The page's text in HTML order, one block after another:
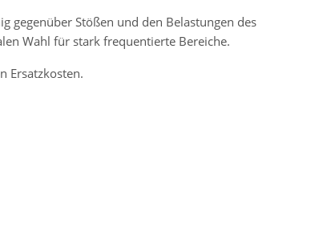
gegenüber Stößen und den Belastungen des
Wahl für stark frequentierte Bereiche.
Ersatzkosten.